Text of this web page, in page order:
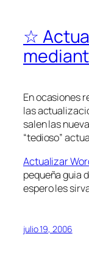
☆
En ocasiones
las
salen las
“tedioso”
Actualizar
pequeña guia
espero les
julio 19, 2006